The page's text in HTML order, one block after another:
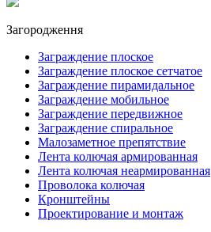
Загородження
Заграждение плоское
Заграждение плоское сетчатое
Заграждение пирамидальное
Заграждение мобильное
Заграждение передвижное
Заграждение спиральное
Малозаметное препятствие
Лента колючая армированная
Лента колючая неармированная
Проволока колючая
Кронштейны
Проектирование и монтаж